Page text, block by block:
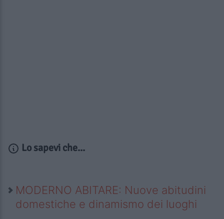
Lo sapevi che...
MODERNO ABITARE: Nuove abitudini
domestiche e dinamismo dei luoghi